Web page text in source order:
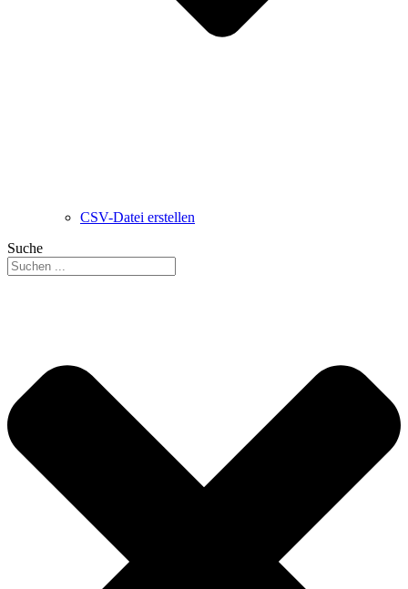
CSV-Datei erstellen
Suche